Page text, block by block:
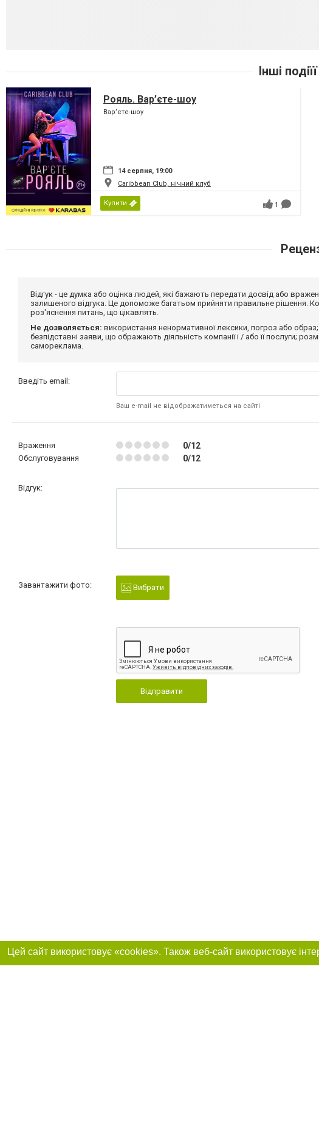
Інші
Рояль. Вар’єте-шоу
Вар’єте-шоу
14 серпня, 19:00
Caribbean Club, нічний клуб
Купити 1
Відгук - це думка або оцінка людей, які бажають передати досвід або
залишеного відгука. Це допоможе багатьом прийняти правильне рішення.
роз'яснення питань, що цікавлять.
Не дозволяється: використання ненормативної лексики, погроз або
безпідставні заяви, що ображають діяльність компанії і / або її послуги;
самореклама.
Введіть email:
Ваш e-mail не відображатиметься на сайті
Враження 0/12
Обслуговування 0/12
Відгук:
Завантажити фото: Вибрати
Відправити